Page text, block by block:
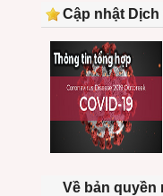
Cập nhật Dịch
Về bản quyền